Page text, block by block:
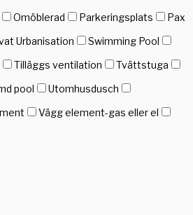
Omöblerad Parkeringsplats
Pax
Urbanisation
Swimming Pool
Tilläggs ventilation
Tvättstuga
pool
Utomhusdusch
Vägg element-gas eller el